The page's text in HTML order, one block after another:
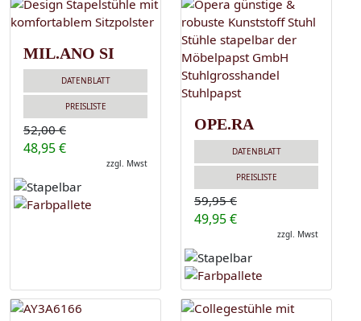
MIL.ANO SI
DATENBLATT
PREISLISTE
52,00 €
48,95 €
zzgl. Mwst
OPE.RA
DATENBLATT
PREISLISTE
59,95 €
49,95 €
zzgl. Mwst